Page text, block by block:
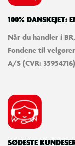
100% DANSKEJET:
Når du handler i
Fondene til
A/S (CVR:
SØDESTE